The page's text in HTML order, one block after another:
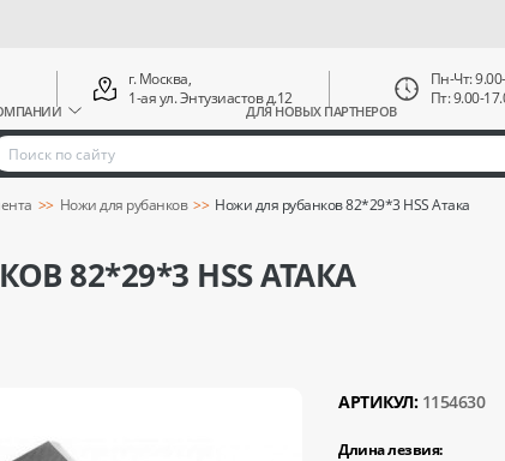
ДЛЯ НОВЫХ ПАРТНЕРОВ
г. Москва,
1-ая ул. Энтузиастов д.12
Пн-Чт:
Пт: 9.00-
Ножи для рубанков Ножи для рубанков 82*29*3 HSS Атака
82*29*3 HSS АТАКА
АРТИКУЛ: 1154630
Длина лезвия: